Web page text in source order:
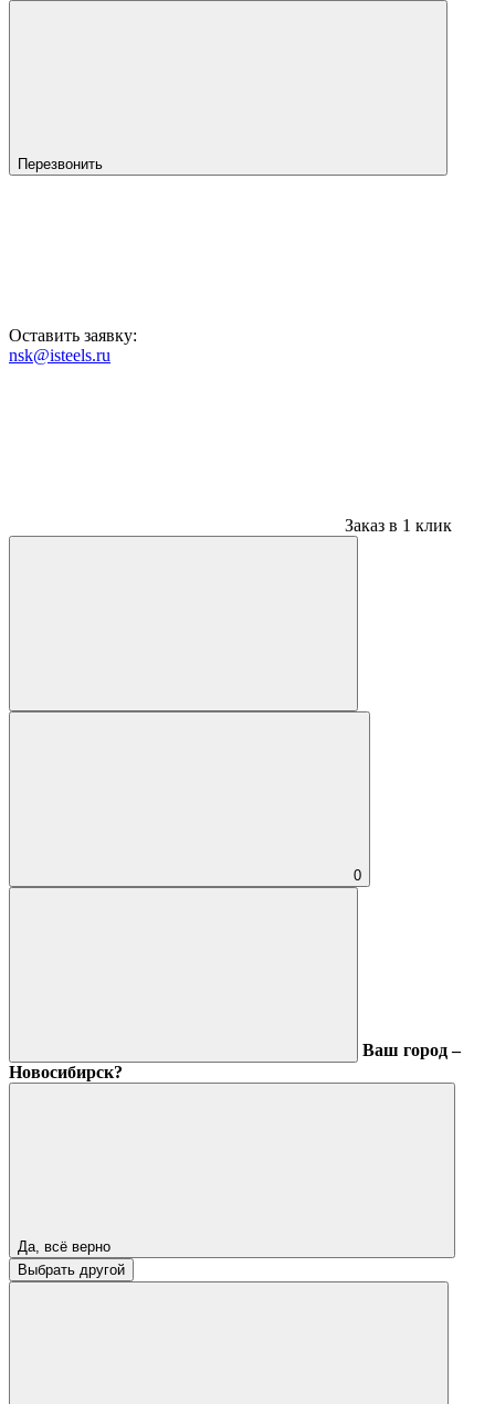
Перезвонить
Оставить заявку:
nsk@isteels.ru
Заказ в 1 клик
0
Ваш город –
Новосибирск?
Да, всё верно
Выбрать другой